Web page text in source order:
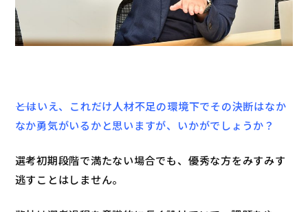
――とはいえ、これだけ人材不足の環境下でその決断はなか
なか勇気がいるかと思いますが、いかがでしょうか？
選考初期段階で満たない場合でも、優秀な方をみすみす
逃すことはしません。